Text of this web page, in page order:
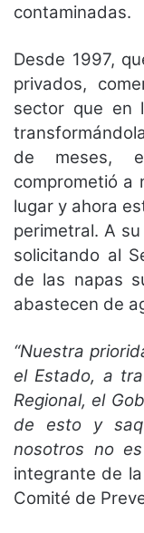
contaminadas.
Desde 1997,
privados,
sector que en
de meses,
comprometió a
lugar y ahora
perimetral. A
solicitando al
de las napas
abastecen de
“Nuestra
el Estado, a
Regional, el
de esto y
nosotros no
integrante de
Comité de